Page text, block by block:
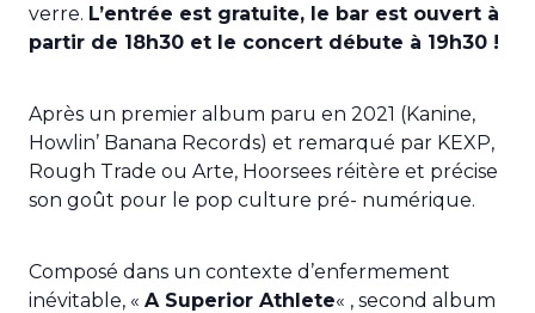
verre. L’entrée est gratuite, le bar est ouvert à
partir de 18h30 et le concert débute à 19h30 !
Après un premier album paru en 2021 (Kanine,
Howlin’ Banana Records) et remarqué par KEXP,
Rough Trade ou Arte, Hoorsees réitère et précise
son goût pour le pop culture pré- numérique.
Composé dans un contexte d’enfermement
inévitable, « A Superior Athlete« , second album